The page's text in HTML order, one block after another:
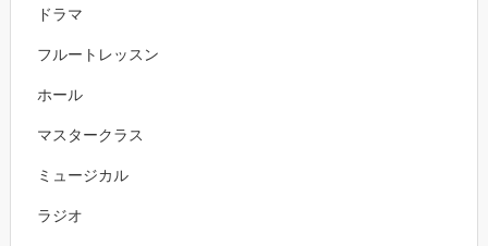
ドラマ
フルートレッスン
ホール
マスタークラス
ミュージカル
ラジオ